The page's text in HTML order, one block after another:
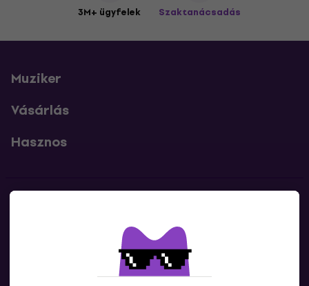
3M+ ügyfelek Szaktanácsadás
Muziker
Vásárlás
Hasznos
Lépj kapcsolatba velünk